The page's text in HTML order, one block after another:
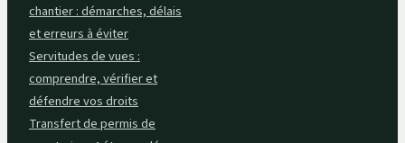
chantier : démarches, délais
et erreurs à éviter
Servitudes de vues :
comprendre, vérifier et
défendre vos droits
Transfert de permis de